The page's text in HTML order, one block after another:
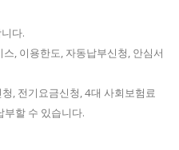
다.
, 이용한도, 자동납부신청, 안심서
, 전기요금신청, 4대 사회보험료
부할 수 있습니다.